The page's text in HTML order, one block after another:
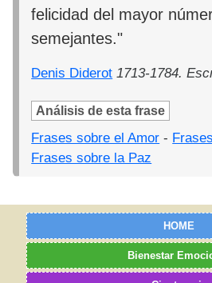
felicidad del mayor
semejantes."
Denis Diderot 1713-1784.
Análisis de esta frase
Frases sobre el Amor -
Frases sobre la Paz
HOME
Bienestar